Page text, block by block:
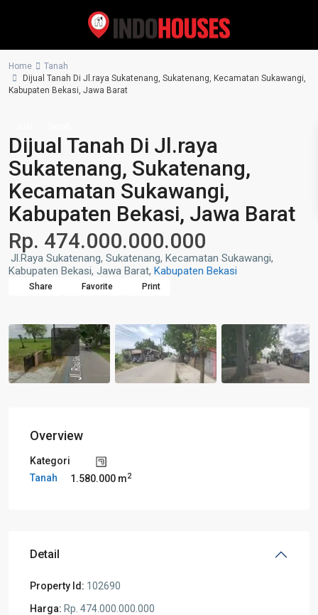
Home
Tanah
Dijual Tanah Di Jl.raya Sukatenang, Sukatenang, Kecamatan Sukawangi,
Kabupaten Bekasi, Jawa Barat
Dijual Tanah Di Jl.raya
Sukatenang, Sukatenang,
Kecamatan Sukawangi,
Kabupaten Bekasi, Jawa Barat
Rp. 474.000.000.000
Jl.Raya Sukatenang, Sukatenang, Kecamatan Sukawangi,
Kabupaten Bekasi, Jawa Barat, Kabupaten Bekasi
Share Favorite Print
Overview
Kategori
Tanah
1.580.000 m2
Detail
Property Id: 102690
Harga: Rp. 474.000.000.000